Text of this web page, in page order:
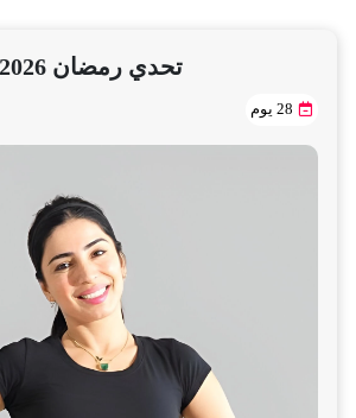
تحدي رمضان 2026
28 يوم